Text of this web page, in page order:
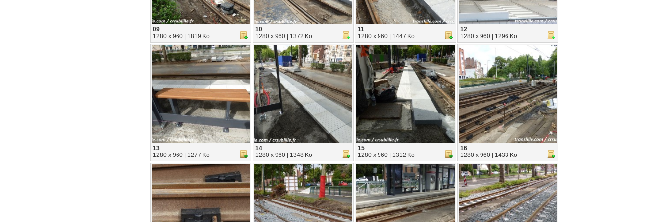
09
1280 x 960 | 1819 Ko
10
1280 x 960 | 1372 Ko
11
1280 x 960 | 1447 Ko
12
1280 x 960 | 1296 Ko
13
1280 x 960 | 1277 Ko
14
1280 x 960 | 1348 Ko
15
1280 x 960 | 1312 Ko
16
1280 x 960 | 1433 Ko